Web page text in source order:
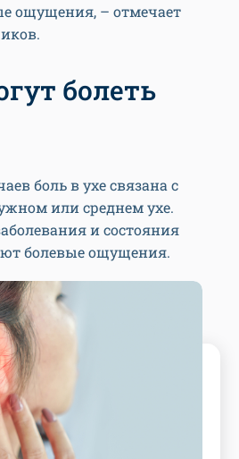
ощущения, – отмечает
болеть
боль в ухе связана с
или среднем ухе.
и состояния
болевые ощущения.